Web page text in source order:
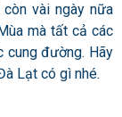
còn vài ngày nữa
mà tất cả các
cung đường. Hãy
Lạt có gì nhé.